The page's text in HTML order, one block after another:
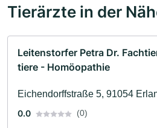
Tierärzte in der
Leitenstorfer Petra Dr.
tiere - Homöopathie
Eichendorffstraße 5, 91054
0.0
(0)